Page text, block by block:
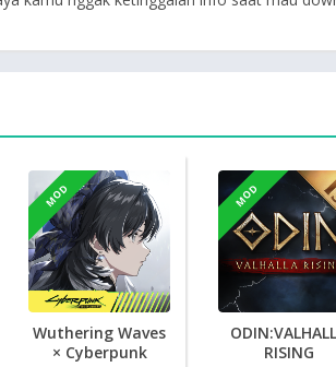
MOD
Wuthering Waves
× Cyberpunk
MOD
RISING